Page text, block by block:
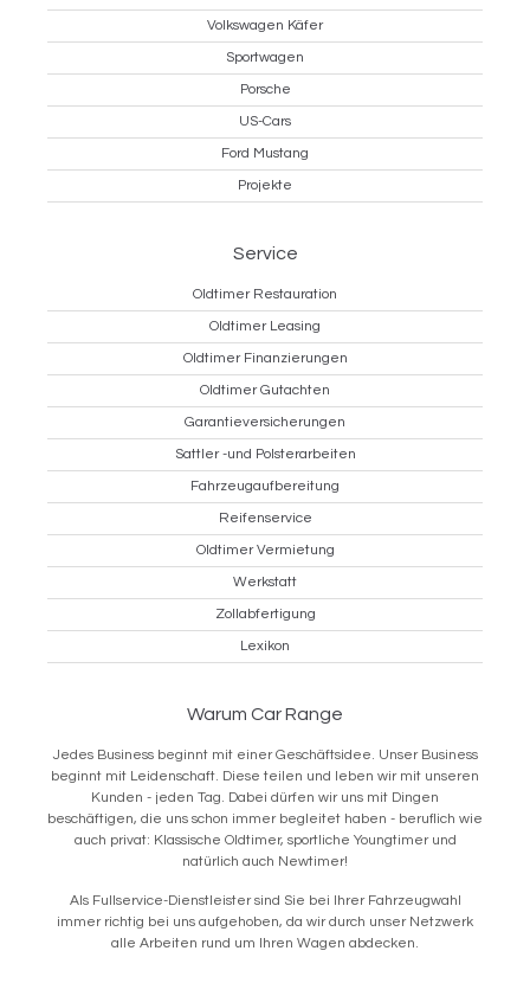
Volkswagen Käfer
Sportwagen
Porsche
US-Cars
Ford Mustang
Projekte
Service
Oldtimer Restauration
Oldtimer Leasing
Oldtimer Finanzierungen
Oldtimer Gutachten
Garantieversicherungen
Sattler -und Polsterarbeiten
Fahrzeugaufbereitung
Reifenservice
Oldtimer Vermietung
Werkstatt
Zollabfertigung
Lexikon
Warum Car Range
Jedes Business beginnt mit einer Geschäftsidee. Unser Business
beginnt mit Leidenschaft. Diese teilen und leben wir mit unseren
Kunden - jeden Tag. Dabei dürfen wir uns mit Dingen
beschäftigen, die uns schon immer begleitet haben - beruflich wie
auch privat: Klassische Oldtimer, sportliche Youngtimer und
natürlich auch Newtimer!
Als Fullservice-Dienstleister sind Sie bei Ihrer Fahrzeugwahl
immer richtig bei uns aufgehoben, da wir durch unser Netzwerk
alle Arbeiten rund um Ihren Wagen abdecken.